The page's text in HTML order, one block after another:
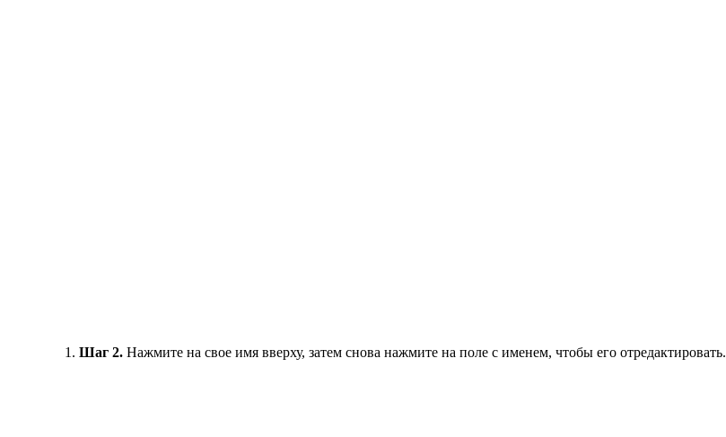
Шаг 2. Нажмите на свое имя вверху, затем снова нажмите на поле с именем, чтобы его отредактировать.